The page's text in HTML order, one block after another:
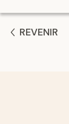
REVENIR